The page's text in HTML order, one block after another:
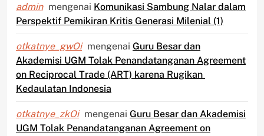
admin mengenai Komunikasi Sambung Nalar dalam
Perspektif Pemikiran Kritis Generasi Milenial (1)
otkatnye_gwOi mengenai Guru Besar dan
Akademisi UGM Tolak Penandatanganan Agreement
on Reciprocal Trade (ART) karena Rugikan
Kedaulatan Indonesia
otkatnye_zkOi mengenai Guru Besar dan Akademisi
UGM Tolak Penandatanganan Agreement on